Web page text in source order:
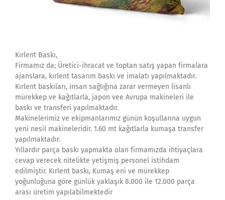
Kırlent Baskı,
Firmamız da; Üretici-ihracat ve toptan satış yapan firmalara
ajanslara, kırlent tasarım baskı ve imalatı yapılmaktadır.
Kırlent baskıları, insan sağlığına zarar vermeyen lisanlı
mürekkep ve kağıtlarla, japon vee Avrupa makineleri ile
baskı ve transferi yapılmaktadır.
Makinelerimiz ve ekipmanlarımız günün koşullarına uygun
yeni nesil makineleridir. 1.60 mt kağıtlarla kumaşa transfer
yapılmaktadır.
Yıllardır parça baskı yapmakta olan firmamızda ihtiyaçlara
cevap verecek nitelikte yetişmiş personel istihdam
edilmiştir. Kırlent baskı, Kumaş eni ve mürekkep
yoğunluğuna göre günlük yaklaşık 8.000 ile 12.000 parça
arası üretim yapılabilmektedir